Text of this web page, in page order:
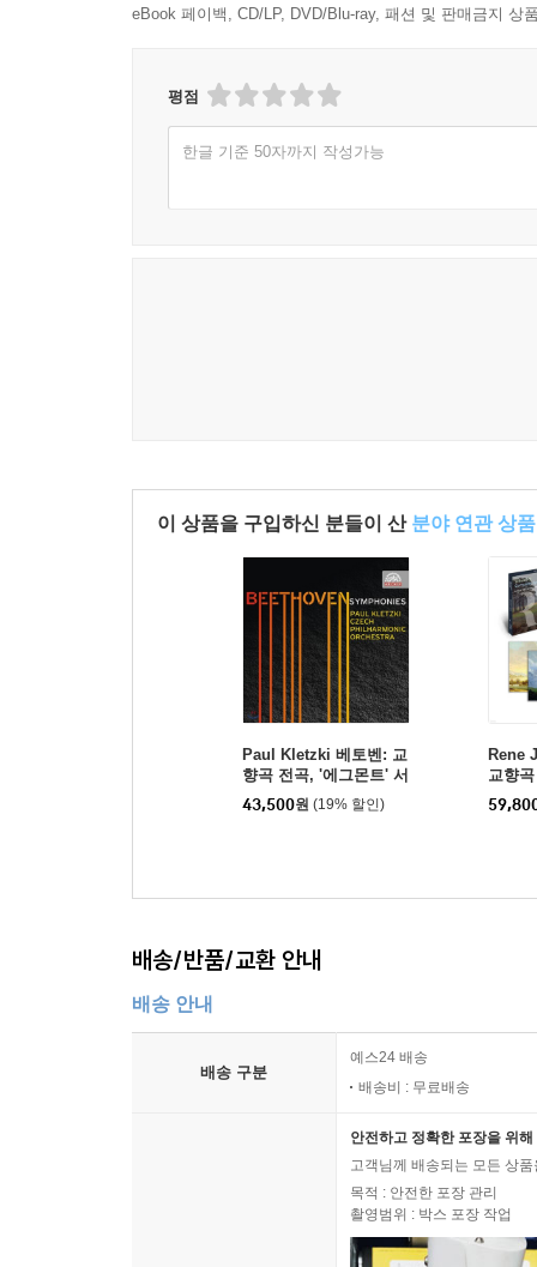
eBook 페이백, CD/LP, DVD/Blu-ray, 패션 및 판매금지 상
평점
한글 기준 50자까지 작성가능
이 상품을 구입하신 분들이 산 분야 연관 상품
Paul Kletzki 베토벤: 교
향곡 전곡, '에그몬트' 서
곡, '코리올란' 서곡 (Beet
hoven: Symphonies No
43,500원 (19% 할인)
Rene
교향
t
s)
배송/반품/교환 안내
배송 안내
배송 구분
예스24 배송
배송비 : 무료배송
안전하고 정확한 포장을 위
고객님께 배송되는 모든 상
목적 : 안전한 포장 관리
촬영범위 : 박스 포장 작업